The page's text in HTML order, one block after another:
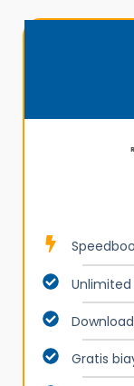
Unlimited
Gratis